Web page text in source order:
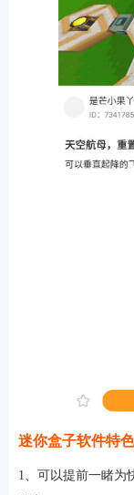
迷你盒子软件特色
1、可以提前一睹为